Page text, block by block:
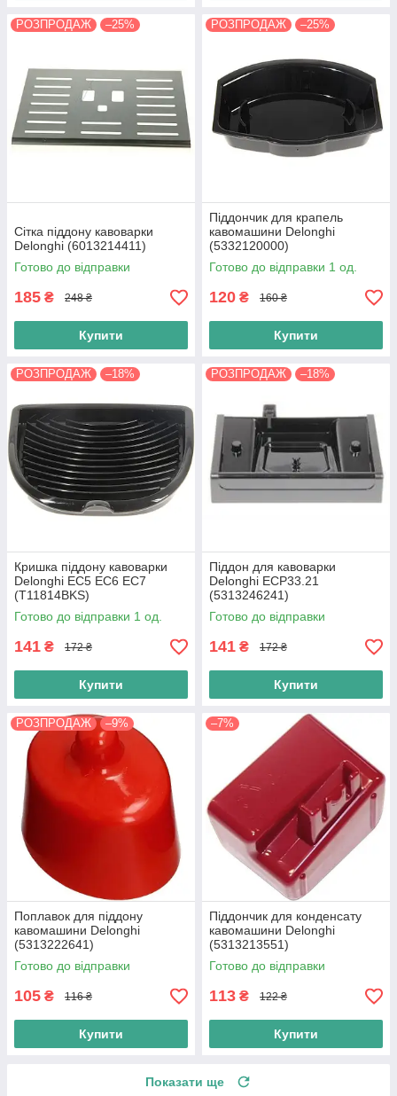
РОЗПРОДАЖ –25%
Сітка піддону кавоварки
Delonghi (6013214411)
Готово до відправки
185 ₴ 248 ₴
Купити
РОЗПРОДАЖ –25%
Піддончик для крапель
кавомашини Delonghi
(5332120000)
Готово до відправки 1 од.
120 ₴ 160 ₴
Купити
РОЗПРОДАЖ –18%
Кришка піддону кавоварки
Delonghi EC5 EC6 EC7
(T11814BKS)
Готово до відправки 1 од.
141 ₴ 172 ₴
Купити
РОЗПРОДАЖ –18%
Піддон для кавоварки
Delonghi ECP33.21
(5313246241)
Готово до відправки
141 ₴ 172 ₴
Купити
РОЗПРОДАЖ –9%
Поплавок для піддону
кавомашини Delonghi
(5313222641)
Готово до відправки
105 ₴ 116 ₴
Купити
–7%
Піддончик для конденсату
кавомашини Delonghi
(5313213551)
Готово до відправки
113 ₴ 122 ₴
Купити
Показати ще